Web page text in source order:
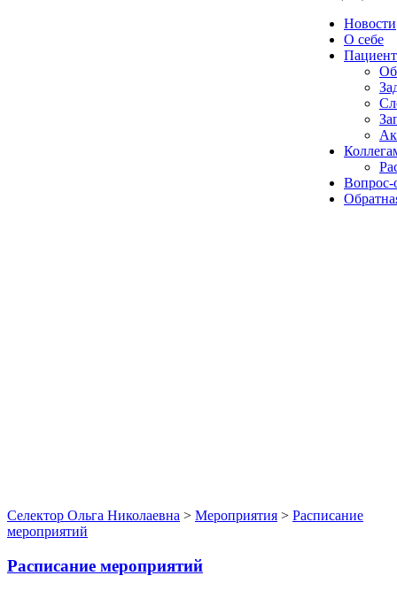
Новости
О себе
Об
Вопрос-
Селектор Ольга Николаевна > Мероприятия > Расписание
мероприятий
Расписание мероприятий